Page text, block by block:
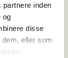
inden
og
disse
eller som
Nu har vi
i et stykke